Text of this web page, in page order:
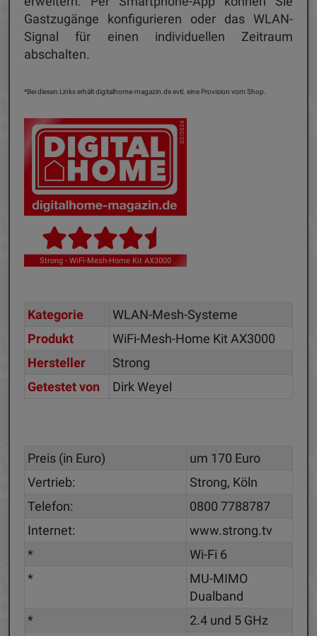
Gastzugänge konfigurieren oder das WLAN-
Signal für einen individuellen Zeitraum
abschalten.
*Bei diesen Links erhält digitalhome-magazin.de evtl. eine Provision vom Shop.
03/2024
Strong - WiFi-Mesh-Home Kit AX3000
Kategorie
WLAN-Mesh-Systeme
Produkt
WiFi-Mesh-Home Kit AX3000
Hersteller
Strong
Getestet von
Dirk Weyel
Preis (in Euro)
um 170 Euro
Vertrieb:
Strong, Köln
Telefon:
0800 7788787
Internet:
www.strong.tv
*
Wi-Fi 6
*
MU-MIMO
Dualband
*
2.4 und 5 GHz